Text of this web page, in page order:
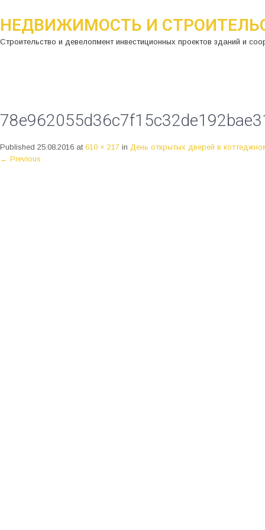
НЕДВИЖИМОСТЬ И
Строительство и девелопмент инвестиционных проектов зданий и
Published 25.08.2016 at 610 × 217 in День открытых дверей в
← Previous